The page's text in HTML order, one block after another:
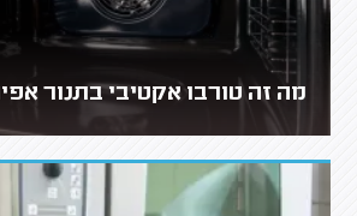
מה זה טורבו אקטיבי בתנור